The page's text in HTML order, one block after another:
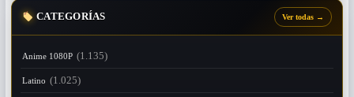
CATEGORÍAS Ver todas →
Anime 1080P (1.135)
Latino (1.025)